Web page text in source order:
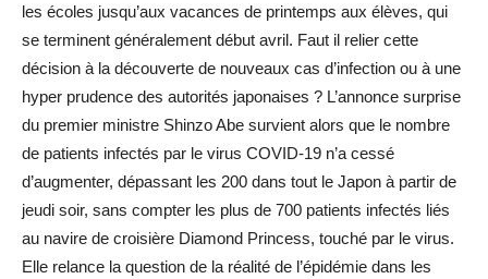
les écoles jusqu’aux vacances de printemps aux élèves, qui
se terminent généralement début avril. Faut il relier cette
décision à la découverte de nouveaux cas d’infection ou à une
hyper prudence des autorités japonaises ? L’annonce surprise
du premier ministre Shinzo Abe survient alors que le nombre
de patients infectés par le virus COVID-19 n’a cessé
d’augmenter, dépassant les 200 dans tout le Japon à partir de
jeudi soir, sans compter les plus de 700 patients infectés liés
au navire de croisière Diamond Princess, touché par le virus.
Elle relance la question de la réalité de l’épidémie dans les